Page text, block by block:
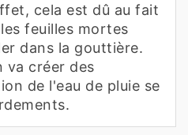
cela est dû au fait
feuilles mortes
dans la gouttière.
va créer des
de l'eau de pluie se